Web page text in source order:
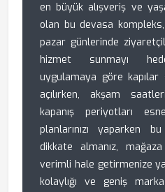
en büyük alışveriş ve
olan bu devasa
pazar günlerinde
hizmet sunmayı
uygulamaya göre
açılırken, akşam
kapanış periyotları
planlarınızı yaparken
dikkate almanız,
verimli hale getirmenize
kolaylığı ve geniş